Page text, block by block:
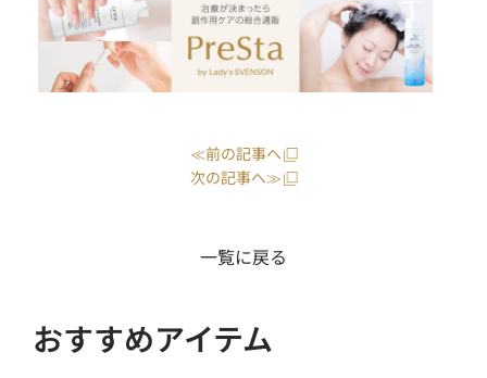
≪前の記事へ
次の記事へ≫
一覧に戻る
おすすめアイテム